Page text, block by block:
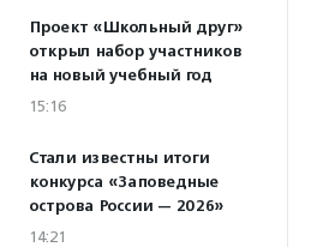
Проект «Школьный друг»
открыл набор участников
на новый учебный год
15:16
Стали известны итоги
конкурса «Заповедные
острова России — 2026»
14:21